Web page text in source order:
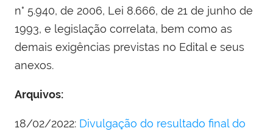
n° 5.940, de 2006, Lei 8.666, de 21 de junho de
1993, e legislação correlata, bem como as
demais exigências previstas no Edital e seus
anexos.
Arquivos:
18/02/2022: Divulgação do resultado final do